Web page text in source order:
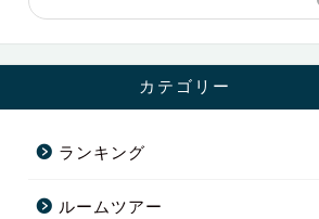
カテゴリー
ランキング
ルームツアー